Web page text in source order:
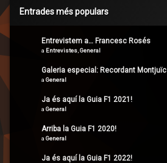
Entrades més populars
Entrevistem a… Francesc Rosés
a Entrevistes General
Galeria especial: Recordant Montjuïc
a General
Ja és aquí la Guia F1 2021!
a General
Arriba la Guia F1 2020!
a General
Ja és aquí la Guia F1 2022!